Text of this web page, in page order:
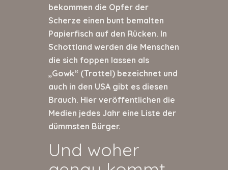
bekommen die Opfer der
Scherze einen bunt bemalten
Papierfisch auf den Rücken. In
Schottland werden die Menschen
die sich foppen lassen als
„Gowk“ (Trottel) bezeichnet und
auch in den USA gibt es diesen
Brauch. Hier veröffentlichen die
Medien jedes Jahr eine Liste der
dümmsten Bürger.
Und woher